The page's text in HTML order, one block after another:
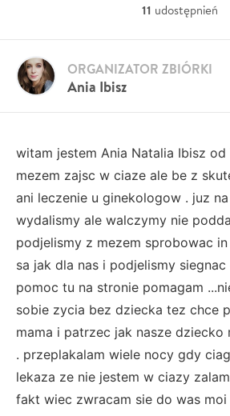
11 udostępnień
Ania Ibisz
ORGANIZATOR ZBIÓRKI
witam jestem Ania Natalia Ibisz
mezem zajsc w ciaze ale be z
ani leczenie u ginekologow . juz
wydalismy ale walczymy nie
podjelismy z mezem sprobowac
sa jak dla nas i podjelismy
pomoc tu na stronie pomagam
sobie zycia bez dziecka tez chce
mama i patrzec jak nasze dziecko
. przeplakalam wiele nocy gdy
lekaza ze nie jestem w ciazy
fakt wiec zwracam sie do was